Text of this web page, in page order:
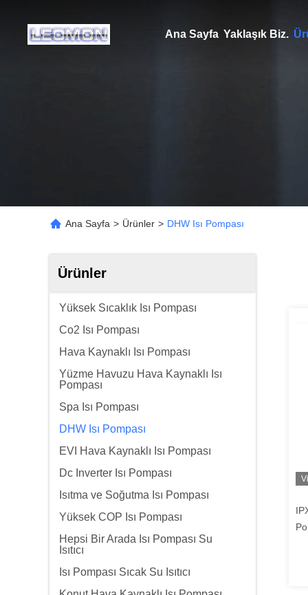
Ana Sayfa Yaklaşık Biz.
Ana Sayfa > Ürünler > DHW Isı Pompası
Ürünler
Yüksek Sıcaklık Isı Pompası
Co2 Isı Pompası
Hava Kaynaklı Isı Pompası
Yüzme Havuzu Hava Kaynaklı Isı
Pompası
Spa Isı Pompası
DHW Isı Pompası
EVI Hava Kaynaklı Isı Pompası
Dc Inverter Isı Pompası
Isıtma ve Soğutma Isı Pompası
Yüksek COP Isı Pompası
Hepsi Bir Arada Isı Pompası Su
Isıtıcı
Isı Pompası Sıcak Su Isıtıcı